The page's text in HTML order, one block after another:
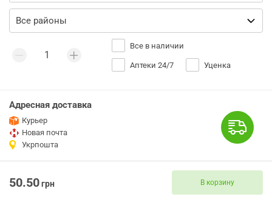
Все в наличии
Аптеки 24/7 Уценка
Адресная доставка
Курьер
Новая почта
Укрпошта
50.50грн В корзину